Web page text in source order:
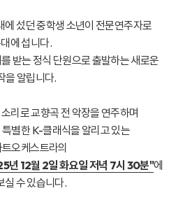
섰던 중학생 소년이 전문연주자로
에 섭니다.
받는 정식 단원으로 출발하는 새로운
을 알립니다.
리로 교향곡 전 악장을 연주하며
별한 K-클래식을 알리고 있는
오케스트라의
년 12월 2일 화요일 저녁 7시 30분"에
실 수 있습니다.